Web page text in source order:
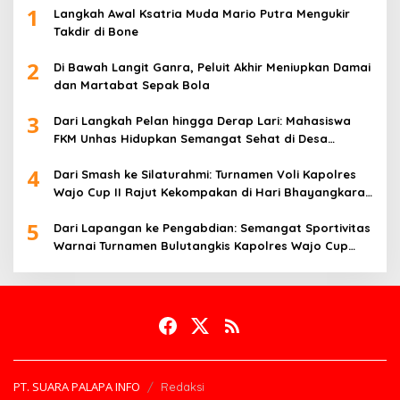
1
Langkah Awal Ksatria Muda Mario Putra Mengukir
Takdir di Bone
2
Di Bawah Langit Ganra, Peluit Akhir Meniupkan Damai
dan Martabat Sepak Bola
3
Dari Langkah Pelan hingga Derap Lari: Mahasiswa
FKM Unhas Hidupkan Semangat Sehat di Desa
4
Dari Smash ke Silaturahmi: Turnamen Voli Kapolres
Wajo Cup II Rajut Kekompakan di Hari Bhayangkara
5
Dari Lapangan ke Pengabdian: Semangat Sportivitas
Warnai Turnamen Bulutangkis Kapolres Wajo Cup
PT. SUARA PALAPA INFO Redaksi